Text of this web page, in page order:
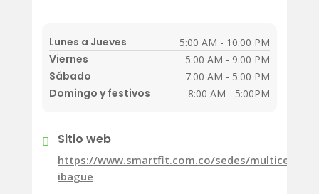
Lunes a Jueves 5:00 AM - 10:00 PM
Viernes 5:00 AM - 9:00 PM
Sábado 7:00 AM - 5:00 PM
Domingo y festivos 8:00 AM - 5:00PM
 Sitio web
https://www.smartfit.com.co/sedes/multicentro-
ibague